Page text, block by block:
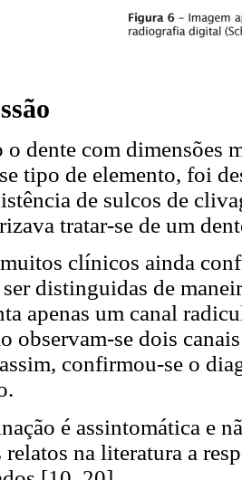
o dente com dimensões
tipo de elemento, foi
de sulcos de
tratar-se de um
clínicos ainda
distinguidas de
apenas um canal
observam-se dois
confirmou-se o
é assintomática e
relatos na literatura a